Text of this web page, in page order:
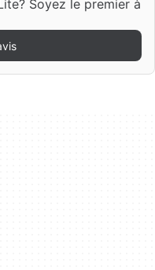
Soyez le premier à